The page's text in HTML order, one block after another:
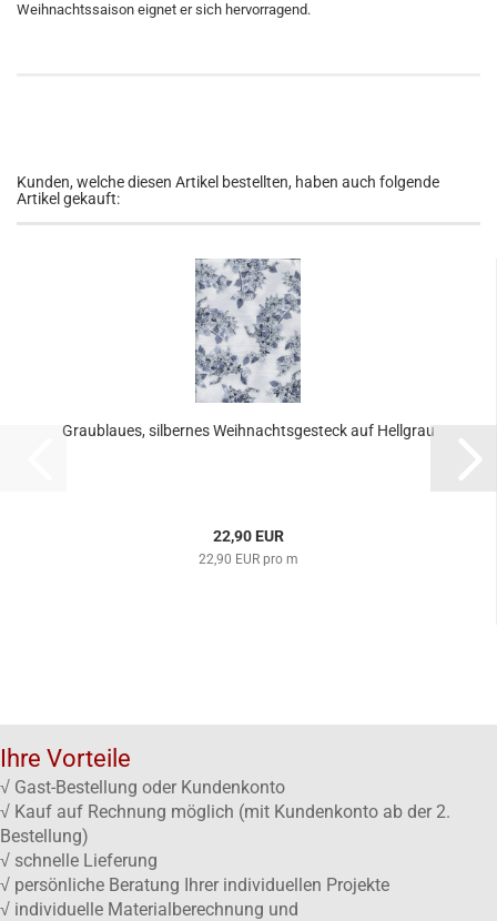
Weihnachtssaison eignet er sich hervorragend.
Kunden, welche diesen Artikel bestellten, haben auch folgende
Artikel gekauft:
Graublaues, silbernes Weihnachtsgesteck auf Hellgrau
22,90 EUR
22,90 EUR pro m
Ihre Vorteile
√ Gast-Bestellung oder Kundenkonto
√ Kauf auf Rechnung möglich (mit Kundenkonto ab der 2.
Bestellung)
√ schnelle Lieferung
√ persönliche Beratung Ihrer individuellen Projekte
√ individuelle Materialberechnung und